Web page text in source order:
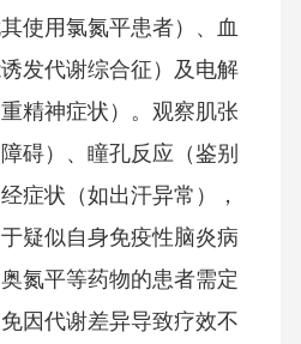
使用氯氮平患者）、血
发代谢综合征）及电解
精神症状）。观察肌张
碍）、瞳孔反应（鉴别
症状（如出汗异常），
疑似自身免疫性脑炎病
氮平等药物的患者需定
因代谢差异导致疗效不